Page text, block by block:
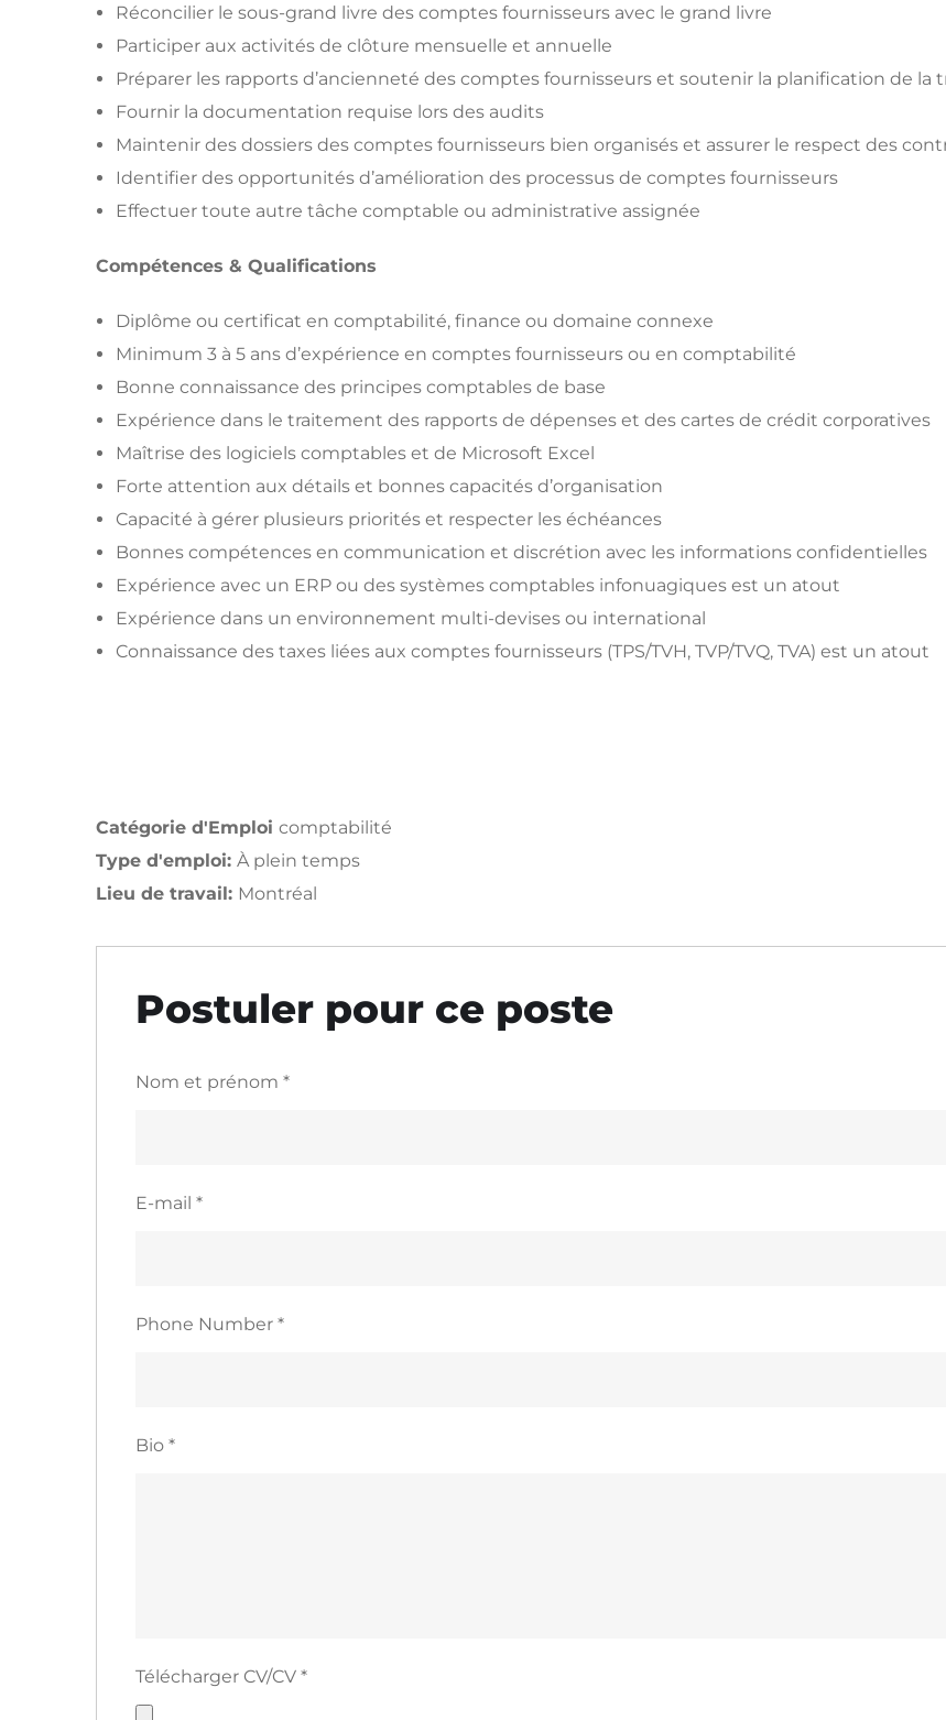
Réconcilier le sous-grand livre des comptes fournisseurs avec le grand livre
Participer aux activités de clôture mensuelle et annuelle
Préparer les rapports d’ancienneté des comptes fournisseurs et soutenir la planification de la
Fournir la documentation requise lors des audits
Maintenir des dossiers des comptes fournisseurs bien organisés et assurer le respect des
Identifier des opportunités d’amélioration des processus de comptes fournisseurs
Effectuer toute autre tâche comptable ou administrative assignée
Compétences & Qualifications
Diplôme ou certificat en comptabilité, finance ou domaine connexe
Minimum 3 à 5 ans d’expérience en comptes fournisseurs ou en comptabilité
Bonne connaissance des principes comptables de base
Expérience dans le traitement des rapports de dépenses et des cartes de crédit corporatives
Maîtrise des logiciels comptables et de Microsoft Excel
Forte attention aux détails et bonnes capacités d’organisation
Capacité à gérer plusieurs priorités et respecter les échéances
Bonnes compétences en communication et discrétion avec les informations confidentielles
Expérience avec un ERP ou des systèmes comptables infonuagiques est un atout
Expérience dans un environnement multi-devises ou international
Connaissance des taxes liées aux comptes fournisseurs (TPS/TVH, TVP/TVQ, TVA) est un atout
Catégorie d'Emploi comptabilité
Type d'emploi: À plein temps
Lieu de travail: Montréal
Postuler pour ce poste
Nom et prénom *
E-mail *
Phone Number *
Bio *
Télécharger CV/CV *